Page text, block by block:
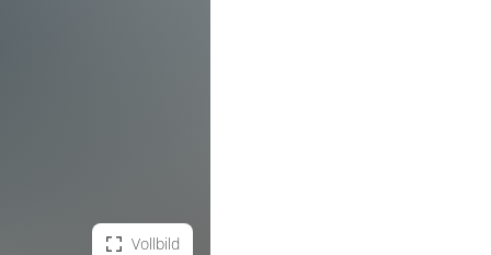
Vollbild